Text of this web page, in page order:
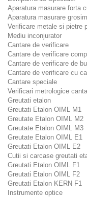
Aparatura masurare forta
Aparatura masurare
Verificare metale si pietre
Mediu inconjurator
Cantare de verificare
Cantare de verificare
Cantare de verificare de
Cantare de verificare cu
Cantare speciale
Verificari metrologice
Greutati etalon
Greutati Etalon OIML M1
Greutate Etalon OIML M2
Greutate Etalon OIML M3
Greutate Etalon OIML E1
Greutati Etalon OIML E2
Cutii si carcase greutati
Greutati Etalon OIML F1
Greutati Etalon OIML F2
Greutati Etalon KERN F1
Instrumente optice